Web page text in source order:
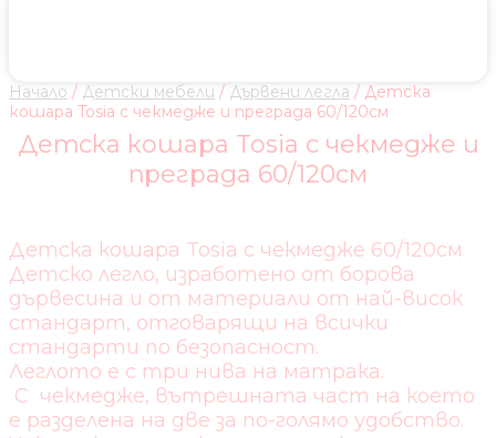
Начало / Детски мебели / Дървени легла / Детска
кошара Tosia с чекмедже и преграда 60/120см
Детска кошара Tosia с чекмедже и
преграда 60/120см
Детска кошара Tosia с чекмедже 60/120см
Детско легло, изработено от борова
дървесина и от материали от най-висок
стандарт, отговарящи на всички
стандарти по безопасност.
Леглото е с три нива на матрака.
С чекмедже, вътрешната част на което
е разделена на две за по-голямо удобство.